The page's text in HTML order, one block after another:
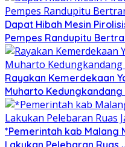
Dapat Hibah Mesin
Pempes Randupitu
Rayakan Kemerdekaan
Muharto
*Pemerintah kab Malang
Lakukan Pelebaran Ruas